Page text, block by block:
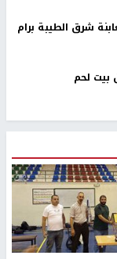
شرق الطيبة برام
بيت لحم